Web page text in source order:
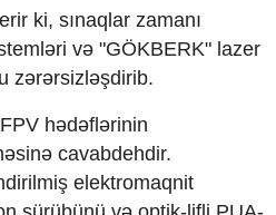
ki, sınaqlar zamanı
və "GÖKBERK" lazer
zərərsizləşdirib.
hədəflərinin
cavabdehdir.
elektromaqnit